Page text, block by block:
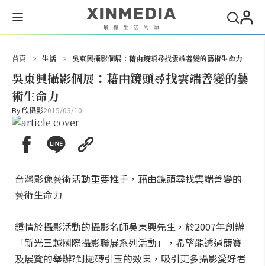
首頁 > 生活 > 吳東興攝影個展：藉由鏡頭尋找雲端善變的藝術生命力
吳東興攝影個展：藉由鏡頭尋找雲端善變的藝
術生命力
By欣攝影2015/03/10
台灣影像藝術活動重要推手，藉由鏡頭尋找雲端善變的
藝術生命力
鍾情於攝影活動的攝影名師吳東興先生，於2007年創辦
「新光三越國際攝影聯展系列活動」，希望能透過競賽
及展覽的舉辦?到拋磚引玉的效果，吸引更多攝影愛好者